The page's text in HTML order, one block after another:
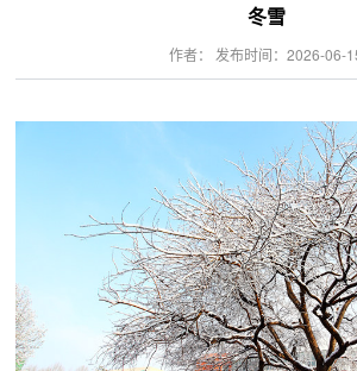
冬雪
作者： 发布时间：2026-06-